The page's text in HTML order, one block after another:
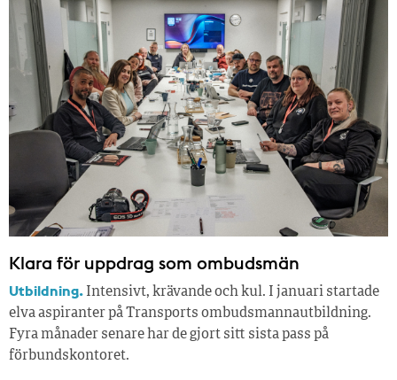
Klara för uppdrag som ombudsmän
Utbildning. Intensivt, krävande och kul. I januari startade
elva aspiranter på Transports ombudsmannautbildning.
Fyra månader senare har de gjort sitt sista pass på
förbundskontoret.